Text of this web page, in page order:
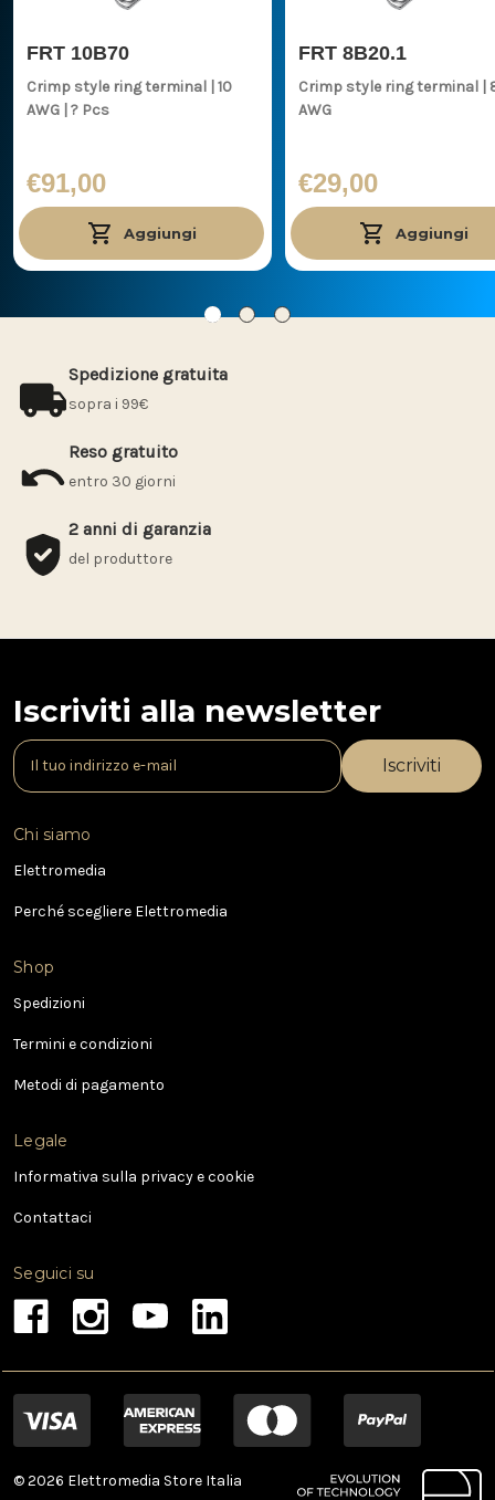
FRT 10B70
Crimp style ring terminal | 10
AWG | ? Pcs
€91,00
Aggiungi
FRT 8B20.1
Crimp style ring terminal | 8
AWG
€29,00
Aggiungi
Spedizione gratuita
sopra i 99€
Reso gratuito
entro 30 giorni
2 anni di garanzia
del produttore
Iscriviti alla newsletter
I
n
r
i
z
e
m
i
l
Chi siamo
Elettromedia
Perché scegliere Elettromedia
Shop
Spedizioni
Termini e condizioni
Metodi di pagamento
Legale
Informativa sulla privacy e cookie
Contattaci
Seguici su
© 2026 Elettromedia Store Italia